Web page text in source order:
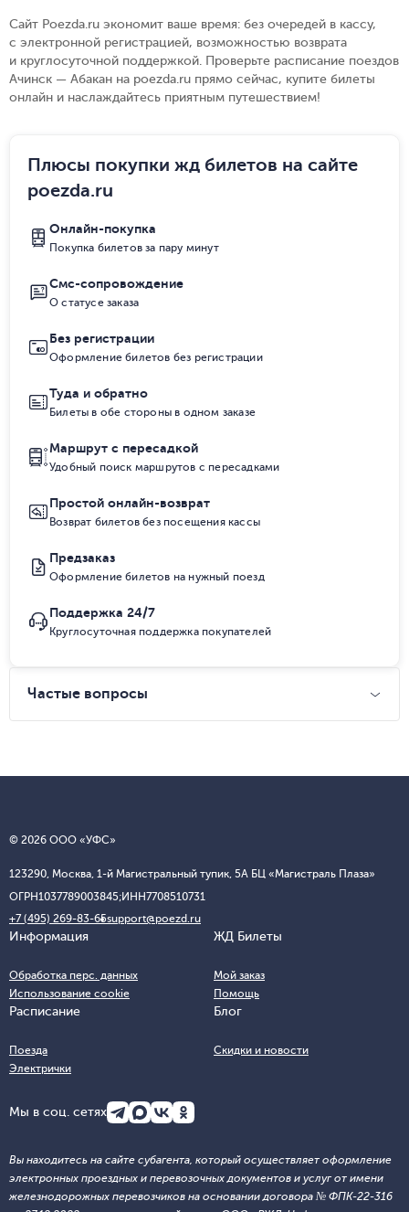
Сайт Poezda.ru экономит ваше время: без очередей в кассу,
с электронной регистрацией, возможностью возврата
и круглосуточной поддержкой. Проверьте расписание поездов
Ачинск — Абакан на poezda.ru прямо сейчас, купите билеты
онлайн и наслаждайтесь приятным путешествием!
Плюсы покупки жд билетов на сайте
poezda.ru
Онлайн-покупка
Покупка билетов за пару минут
Смс-сопровождение
О статусе заказа
Без регистрации
Оформление билетов без регистрации
Туда и обратно
Билеты в обе стороны в одном заказе
Маршрут с пересадкой
Удобный поиск маршрутов с пересадками
Простой онлайн-возврат
Возврат билетов без посещения кассы
Предзаказ
Оформление билетов на нужный поезд
Поддержка 24/7
Круглосуточная поддержка покупателей
Частые вопросы
© 2026 ООО «УФС»
123290, Москва, 1-й Магистральный тупик, 5А БЦ «Магистраль Плаза»
ОГРН1037789003845;ИНН7708510731
+7 (495) 269-83-65support@poezd.ru
Информация
Обработка перс. данных
Использование cookie
ЖД Билеты
Мой заказ
Помощь
Расписание
Поезда
Электрички
Блог
Скидки и новости
Мы в соц. сетях
Вы находитесь на сайте субагента, который осуществляет оформление
электронных проездных и перевозочных документов и услуг от имени
железнодорожных перевозчиков на основании договора № ФПК-22-316